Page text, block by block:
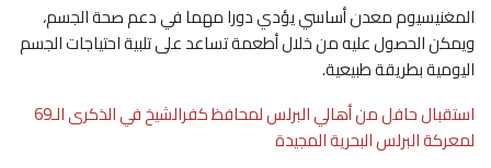
المغنيسيوم معدن أساسي يؤدي دورا مهما في دعم صحة الجسم،
ويمكن الحصول عليه من خلال أطعمة تساعد على تلبية احتياجات الجسم
اليومية بطريقة طبيعية.
استقبال حافل من أهالي البرلس لمحافظ كفرالشيخ في الذكرى الـ69
لمعركة البرلس البحرية المجيدة